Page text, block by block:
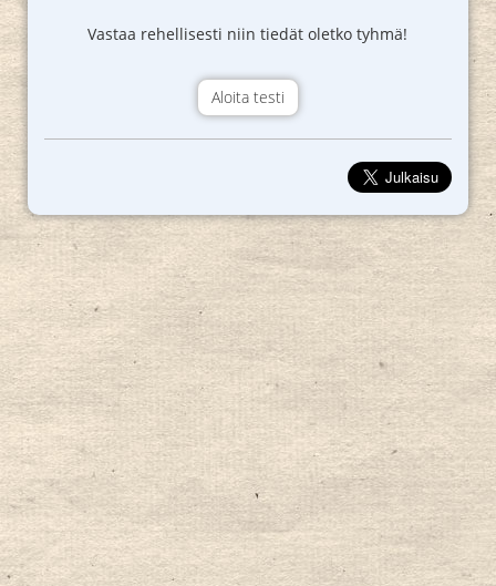
Vastaa rehellisesti niin tiedät oletko tyhmä!
Aloita testi